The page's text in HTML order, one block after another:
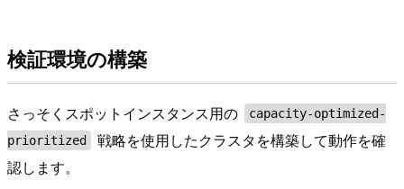
検証環境の構築
さっそくスポットインスタンス用の
capacity-optimized-
prioritized
戦略を使用したクラスタを構築して動作を確
認します。